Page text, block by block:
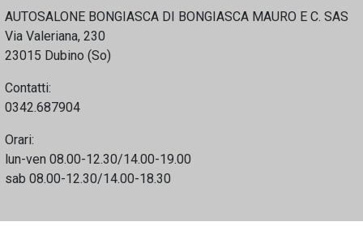
AUTOSALONE BONGIASCA DI BONGIASCA MAURO E C. SAS
Via Valeriana, 230
23015 Dubino (So)
Contatti:
0342.687904
Orari:
lun-ven 08.00-12.30/14.00-19.00
sab 08.00-12.30/14.00-18.30